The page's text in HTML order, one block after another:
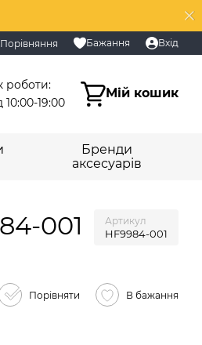
Порівняння Бажання Вхід
роботи:
19:00
Мій кошик
Бренди
аксесуарів
001 Артикул
HF9984-001
Порівняти В бажання